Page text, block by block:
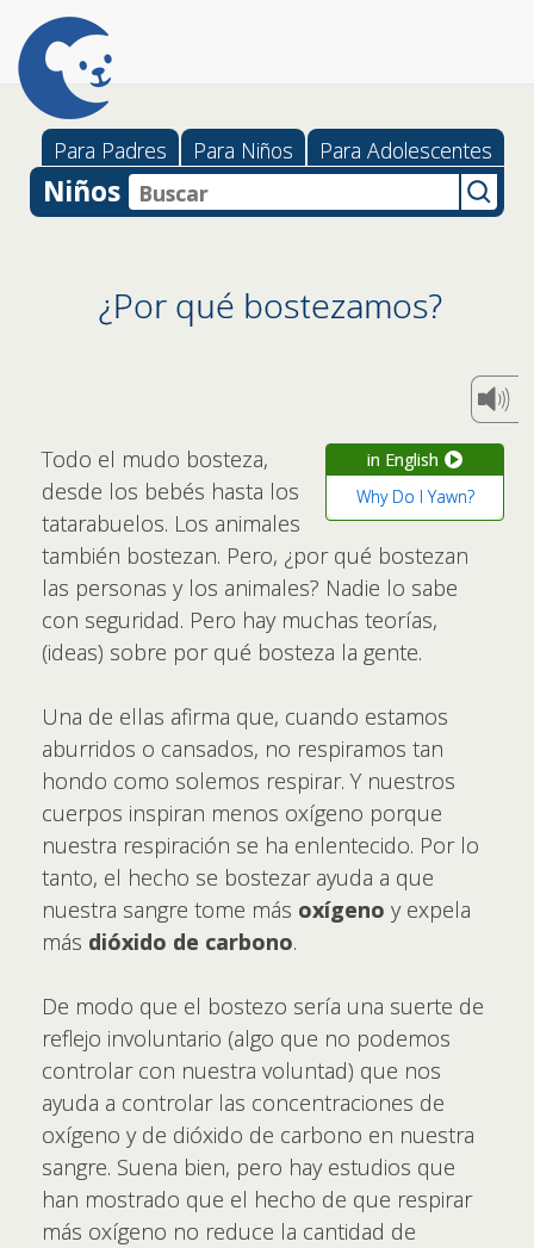
Para Padres Para Niños Para Adolescentes
Niños
¿Por qué bostezamos?
in English
Why Do I Yawn?
Todo el mudo bosteza,
desde los bebés hasta los
tatarabuelos. Los animales
también bostezan. Pero, ¿por qué bostezan
las personas y los animales? Nadie lo sabe
con seguridad. Pero hay muchas teorías,
(ideas) sobre por qué bosteza la gente.
Una de ellas afirma que, cuando estamos
aburridos o cansados, no respiramos tan
hondo como solemos respirar. Y nuestros
cuerpos inspiran menos oxígeno porque
nuestra respiración se ha enlentecido. Por lo
tanto, el hecho se bostezar ayuda a que
nuestra sangre tome más oxígeno y expela
más dióxido de carbono.
De modo que el bostezo sería una suerte de
reflejo involuntario (algo que no podemos
controlar con nuestra voluntad) que nos
ayuda a controlar las concentraciones de
oxígeno y de dióxido de carbono en nuestra
sangre. Suena bien, pero hay estudios que
han mostrado que el hecho de que respirar
más oxígeno no reduce la cantidad de